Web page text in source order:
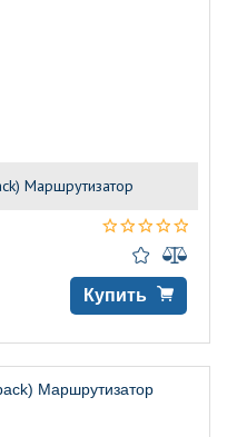
Маршрутизатор
Купить